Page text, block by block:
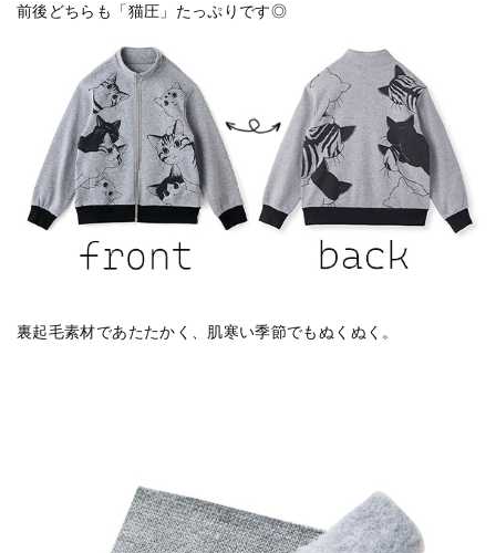
前後どちらも「猫圧」たっぷりです◎
裏起毛素材であたたかく、肌寒い季節でもぬくぬく。